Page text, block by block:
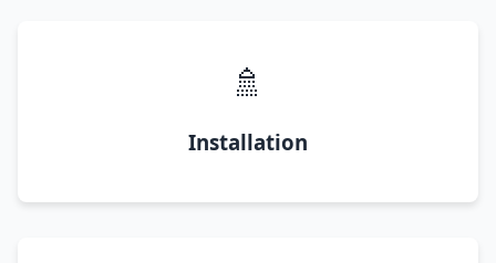
🚿
Installation